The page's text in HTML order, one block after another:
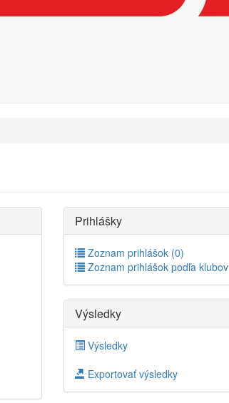
Prihlášky
Zoznam prihlášok (0)
Zoznam prihlášok podľa klubov
Výsledky
Výsledky
Exportovať výsledky